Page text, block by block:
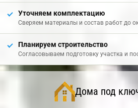
Уточняем комплектацию
Сверяем материалы и состав работ до
Планируем строительство
Согласовываем подготовку участка и
Дома под